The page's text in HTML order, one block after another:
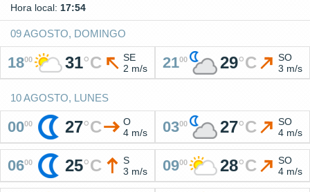
Hora local: 17:54
09 AGOSTO, DOMINGO
1800 31°C
SE
2 m/s
2100 29°C
SO
3 m/s
10 AGOSTO, LUNES
0000 27°C
O
4 m/s
0300 27°C
SO
4 m/s
0600 25°C
S
3 m/s
0900 28°C
SO
4 m/s